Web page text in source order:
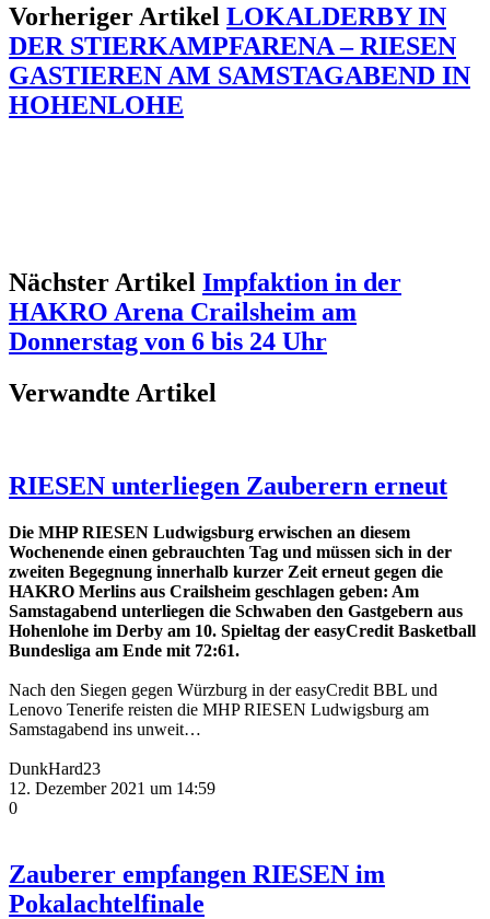
Vorheriger Artikel LOKALDERBY IN
DER STIERKAMPFARENA – RIESEN
GASTIEREN AM SAMSTAGABEND IN
HOHENLOHE
Nächster Artikel Impfaktion in der
HAKRO Arena Crailsheim am
Donnerstag von 6 bis 24 Uhr
Verwandte Artikel
RIESEN unterliegen Zauberern erneut
Die MHP RIESEN Ludwigsburg erwischen an diesem
Wochenende einen gebrauchten Tag und müssen sich in der
zweiten Begegnung innerhalb kurzer Zeit erneut gegen die
HAKRO Merlins aus Crailsheim geschlagen geben: Am
Samstagabend unterliegen die Schwaben den Gastgebern aus
Hohenlohe im Derby am 10. Spieltag der easyCredit Basketball
Bundesliga am Ende mit 72:61.
Nach den Siegen gegen Würzburg in der easyCredit BBL und
Lenovo Tenerife reisten die MHP RIESEN Ludwigsburg am
Samstagabend ins unweit…
DunkHard23
12. Dezember 2021 um 14:59
0
Zauberer empfangen RIESEN im
Pokalachtelfinale